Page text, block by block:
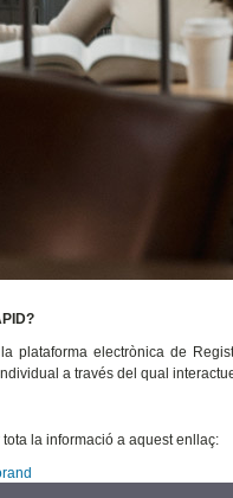
plataforma electrònica de
a través del qual
tota la informació a aquest enllaç: